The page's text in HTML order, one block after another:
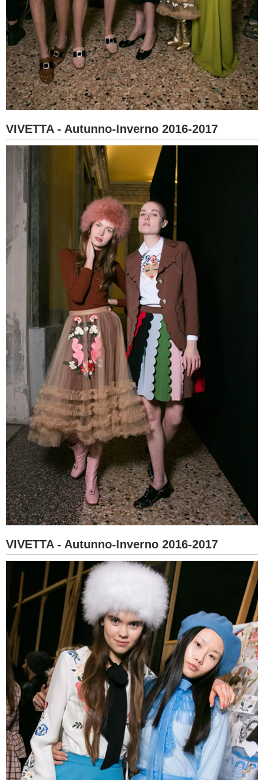
VIVETTA - Autunno-Inverno 2016-2017
VIVETTA - Autunno-Inverno 2016-2017